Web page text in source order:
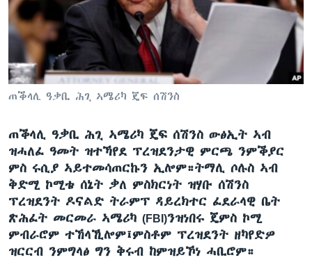
ቂሔ ጽልሚ
ቋንቋታት
ጠቕላሊ ዓቃቢ ሕጊ ኣሜሪካ ጄፍ ሰሽንስ
ጠቕላሊ ዓቃቢ ሕጊ ኣሜሪካ ጄፍ ሰሽንስ ውፅኢት ኣብ
ዝሓለፈ ዓመት ዝተኻየደ ፕረዝደንታዊ ምርጫ ንምቕያር
ምስ ሩሲያ ኣይተመሳጠርኩን ኢሎም።ትማሊ ሶሉስ ኣብ
ቅድሚ ኮሚቴ ሰኔት ቃለ ምስክርነት ዝሃቡ ሰሽንስ
ፕረዝደንት ዶናልድ ትራምፕ ዳይረክተር ፈደራላዊ ቤት
ጽሕፈት መርመራ ኣሜሪካ (FBI)ንዝነበሩ ጄምስ ኮሚ
ምብራሮም ተኸላኺሎም፤ምስቶም ፕረዝደንት ዘካየድዎ
ዝርርብ ንምግላፅ ግን ቅሩብ ከምዝይኾነ ሓቢሮም።